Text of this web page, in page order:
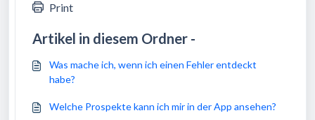
Print
Artikel in diesem Ordner -
Was mache ich, wenn ich einen Fehler entdeckt
habe?
Welche Prospekte kann ich mir in der App ansehen?